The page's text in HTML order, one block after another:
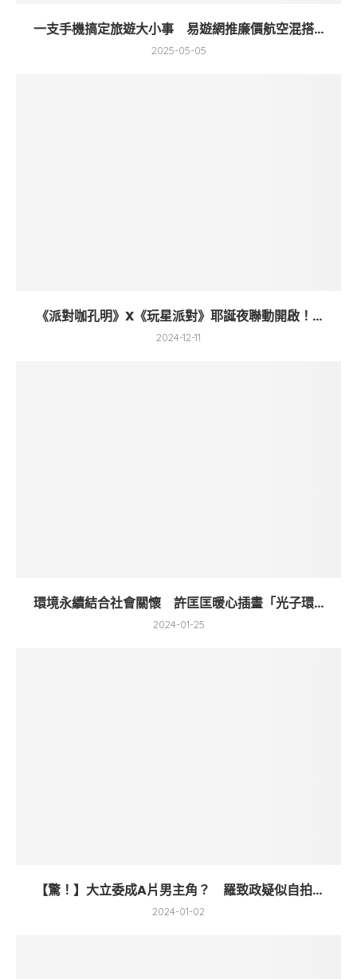
一支手機搞定旅遊大小事 易遊網推廉價航空混搭...
2025-05-05
《派對咖孔明》X《玩星派對》耶誕夜聯動開啟！...
2024-12-11
環境永續結合社會關懷 許匡匡暖心插畫「光子環...
2024-01-25
【驚！】大立委成A片男主角？ 羅致政疑似自拍...
2024-01-02